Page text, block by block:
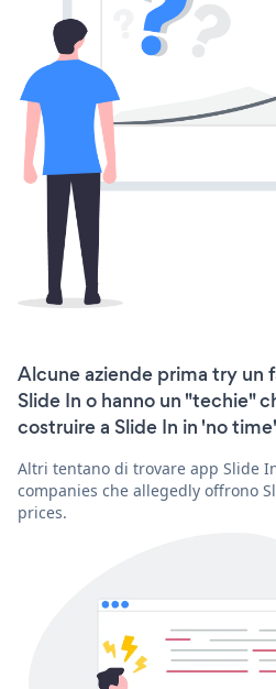
Alcune aziende prima try un
Slide In o hanno un "techie"
costruire a Slide In in 'no
Altri tentano di trovare app Slide
companies che allegedly offrono
prices.